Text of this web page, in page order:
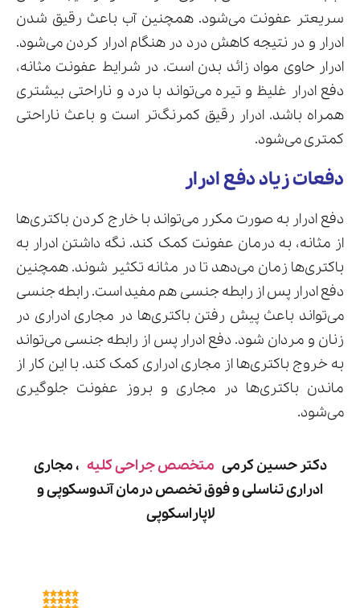
سریعتر عفونت می‌شود. همچنین آب باعث رقیق شدن
ادرار و در نتیجه کاهش درد در هنگام ادرار کردن می‌شود.
ادرار حاوی مواد زائد بدن است. در شرایط عفونت مثانه،
دفع ادرار غلیظ و تیره می‌تواند با درد و ناراحتی بیشتری
همراه باشد. ادرار رقیق کمرنگ‌تر است و باعث ناراحتی
کمتری می‌شود.
دفعات زیاد دفع ادرار
دفع ادرار به صورت مکرر می‌تواند با خارج کردن باکتری‌ها
از مثانه، به درمان عفونت کمک کند. نگه داشتن ادرار به
باکتری‌ها زمان می‌دهد تا در مثانه تکثیر شوند. همچنین
دفع ادرار پس از رابطه جنسی هم مفید است. رابطه جنسی
می‌تواند باعث پیش رفتن باکتری‌ها در مجاری ادراری در
زنان و مردان شود. دفع ادرار پس از رابطه جنسی می‌تواند
به خروج باکتری‌ها از مجاری ادراری کمک کند. با این کار از
ماندن باکتری‌ها در مجاری و بروز عفونت جلوگیری
می‌شود.
دکتر حسین کرمی متخصص جراحی کلیه ، مجاری
ادراری تناسلی و فوق تخصص درمان آندوسکوپی و
لاپاراسکوپی